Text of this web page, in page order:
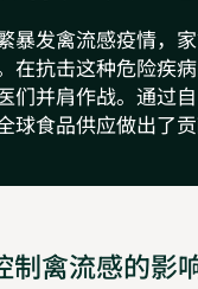
暴发禽流感疫情，
在抗击这种危险疾
们并肩作战。通过
球食品供应做出了贡
制禽流感的影